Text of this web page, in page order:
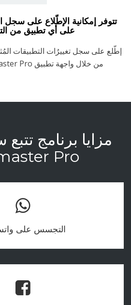
تتوفر إمكانية الإطّلاع على سجل
على أي تطبيق من
إطّلع على سجل تغييرُات التطبيقات
من خلال واجهة تطبيق Spymaster Pro الخاصة بك.
مزايا برنامج
Pro
التجسس على